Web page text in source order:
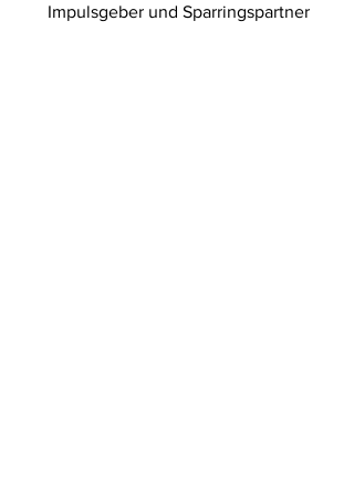
Impulsgeber und Sparringspartner